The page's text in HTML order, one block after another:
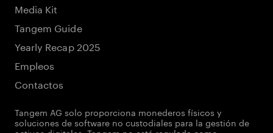
Media Kit
Tangem Guide
Yearly Recap 2025
Empleos
Contactos
Tangem AG solo proporciona monederos físicos y
soluciones de software no custodiales para la gestión de